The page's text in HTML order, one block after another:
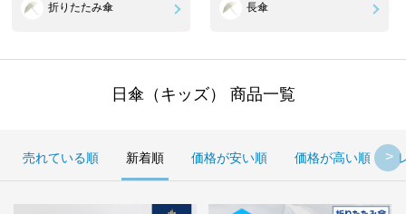
折りたたみ傘 長傘
日傘（キッズ） 商品一覧
売れている順 新着順 価格が安い順 価格が高い順